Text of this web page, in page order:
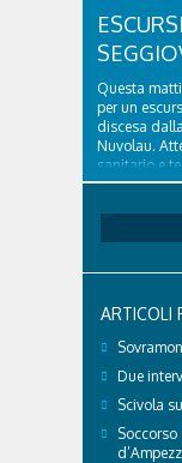
Questa
per un
discesa
Nuvolau.
sanitario e
raggiunto il
per:
ARTICOLI
Due
Scivola